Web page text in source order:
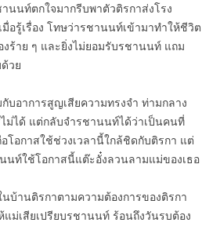
นนท์ตกใจมากรีบพาตัวติรกาส่งโรง
อรู้เรื่อง โทษว่ารชานนท์เข้ามาทำให้ชีวิต
งร้าย ๆ และยิ่งไม่ยอมรับรชานนท์ แถม
วย
บอาการสูญเสียความทรงจำ ท่ามกลาง
ม่ได้ แต่กลับจำรชานนท์ได้ว่าเป็นคนที่
โอกาสใช้ช่วงเวลานี้ใกล้ชิดกับติรกา แต่
นท์ใช้โอกาสนี้แต๊ะอั๋งลวนลามแม่ของเธอ
บ้านติรกาตามความต้องการของติรกา
ม่เสียเปรียบรชานนท์ ร้อนถึงวันรบต้อง